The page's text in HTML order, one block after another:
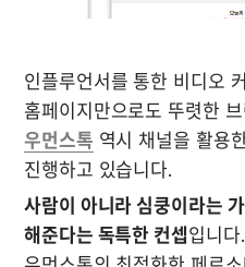
인플루언서를 통한 비디오
우먼스톡 역시 채널을 활용
진행하고 있습니다.
사람이 아니라 심쿵이라는
해준다는 독특한 컨셉입니